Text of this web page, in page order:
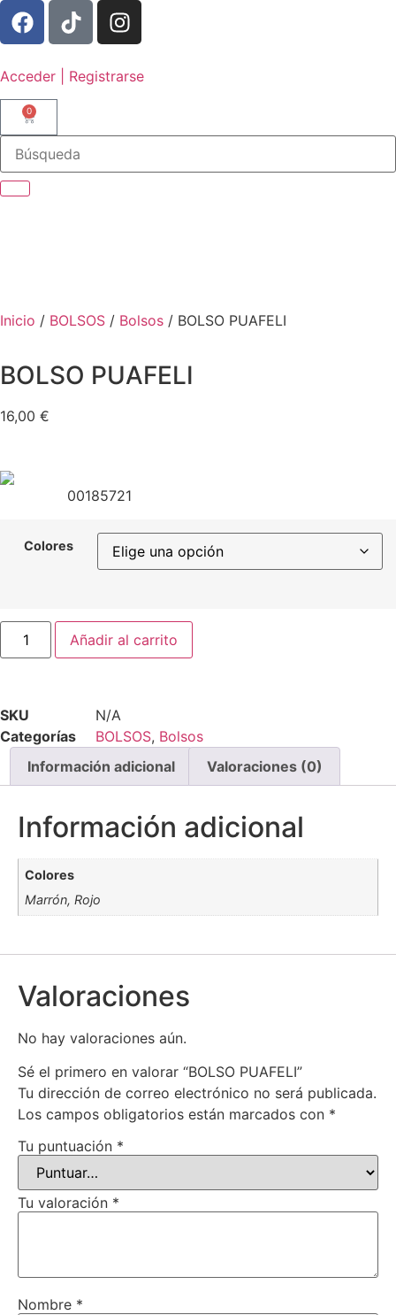
Acceder | Registrarse
0
Inicio / BOLSOS / Bolsos / BOLSO PUAFELI
BOLSO PUAFELI
16,00 €
00185721
Colores
Añadir al carrito
SKU
N/A
Categorías
BOLSOS, Bolsos
Información adicional
Valoraciones (0)
Información adicional
Colores
Marrón, Rojo
Valoraciones
No hay valoraciones aún.
Sé el primero en valorar “BOLSO PUAFELI”
Tu dirección de correo electrónico no será publicada.
Los campos obligatorios están marcados con *
Tu puntuación *
Tu valoración *
Nombre *